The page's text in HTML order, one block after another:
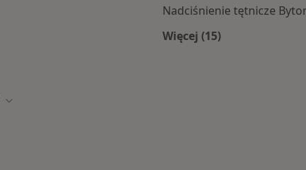
Nadciśnienie tętnicze
Więcej (15)
Zmień miasto